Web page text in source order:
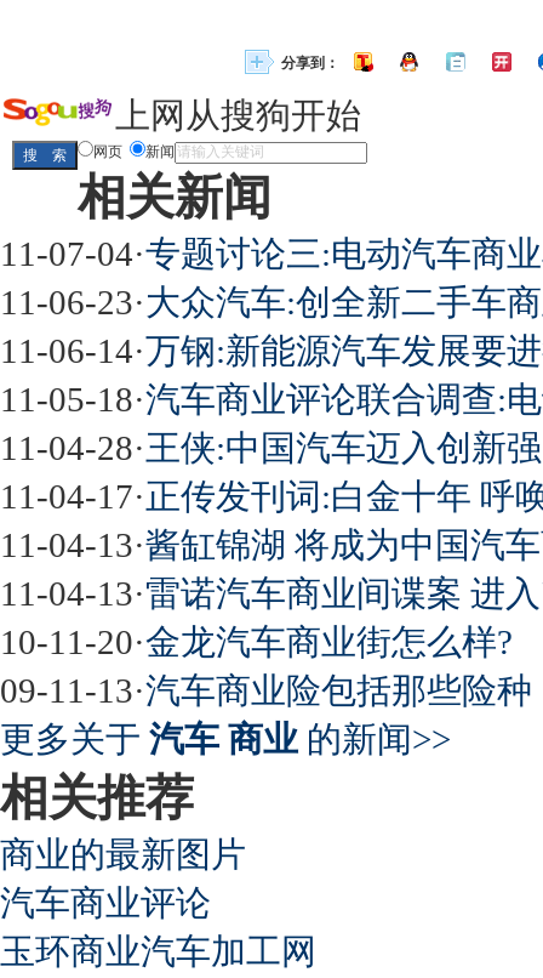
分享到：
上网从搜狗开始
网页 新闻
相关新闻
11-07-04·专题讨论三:电动汽车商
11-06-23·大众汽车:创全新二手车
11-06-14·万钢:新能源汽车发展要
11-05-18·汽车商业评论联合调查:
11-04-28·王侠:中国汽车迈入创新
11-04-17·正传发刊词:白金十年 呼
11-04-13·酱缸锦湖 将成为中国汽
11-04-13·雷诺汽车商业间谍案 进
10-11-20·金龙汽车商业街怎么样?
09-11-13·汽车商业险包括那些险种
更多关于 汽车 商业 的新闻>>
相关推荐
商业的最新图片
汽车商业评论
玉环商业汽车加工网